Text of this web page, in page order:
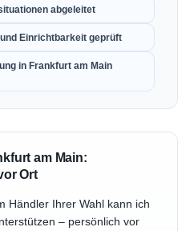
abgeleitet
Einrichtbarkeit geprüft
in Frankfurt am Main
am Main:
Ort
Händler Ihrer Wahl kann ich
– persönlich vor